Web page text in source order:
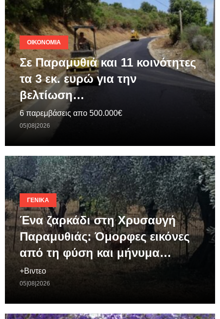
ΟΙΚΟΝΟΜΊΑ
Σε Παραμυθιά και 11 κοινότητες
τα 3 εκ. ευρώ για την
βελτίωση…
6 παρεμβάσεις απο 500.000€
05|08|2026
ΓΕΝΙΚΆ
Ένα ζαρκάδι στη Χρυσαυγή
Παραμυθιάς: Όμορφες εικόνες
από τη φύση και μήνυμα…
+Βιντεο
05|08|2026